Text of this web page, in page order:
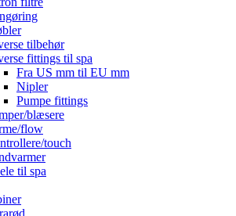
tilbehør
fittings til spa
Fra US mm til EU mm
Nipler
Pumpe fittings
blæsere
flow
touch
til spa